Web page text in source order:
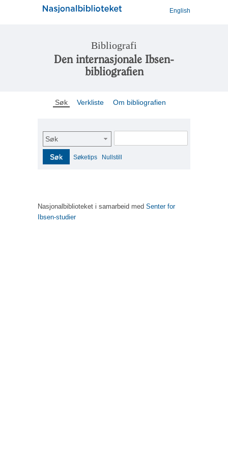
English
Bibliografi
Den internasjonale Ibsen-
bibliografien
Søk Verkliste Om bibliografien
Søk
Søk Søketips Nullstill
Nasjonalbiblioteket i samarbeid med Senter for
Ibsen-studier